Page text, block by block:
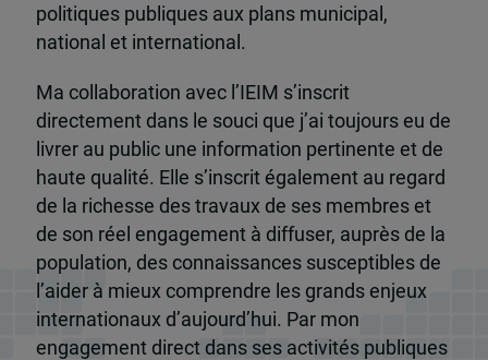
politiques publiques aux plans municipal,
national et international.
Ma collaboration avec l’IEIM s’inscrit
directement dans le souci que j’ai toujours eu de
livrer au public une information pertinente et de
haute qualité. Elle s’inscrit également au regard
de la richesse des travaux de ses membres et
de son réel engagement à diffuser, auprès de la
population, des connaissances susceptibles de
l’aider à mieux comprendre les grands enjeux
internationaux d’aujourd’hui. Par mon
engagement direct dans ses activités publiques